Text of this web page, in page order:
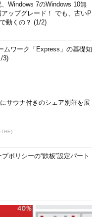
、Windows 7のWindows 10無
アップグレード！ でも、古いP
動くの？ (1/2)
ムワーク「Express」の基礎知
3)
サウナ付きのシェア別荘を展
ポリシーの“鉄板”設定パート